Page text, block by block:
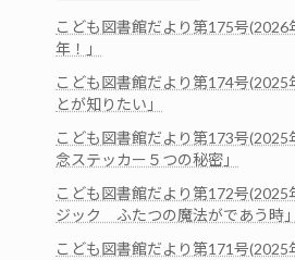
こども図書館だより第175号(2026
年！」
こども図書館だより第174号(2025
とが知りたい」
こども図書館だより第173号
念ステッカー５つの秘密」
こども図書館だより第172号(2025
ジック ふたつの魔法がであう時」
こども図書館だより第171号(2025